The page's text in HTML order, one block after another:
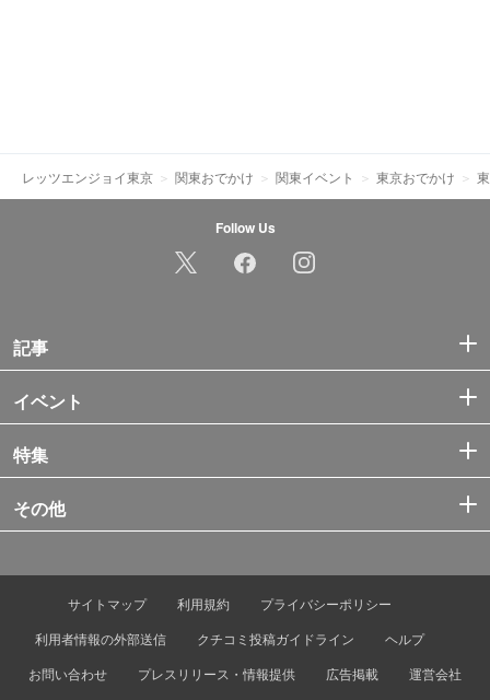
レッツエンジョイ東京 関東おでかけ 関東イベント 東京おでかけ
Follow Us
記事
イベント
特集
その他
サイトマップ 利用規約
プライバシーポリシー
利用者情報の外部送信
クチコミ投稿ガイドライン
ヘルプ
お問い合わせ
プレスリリース・情報提供 広告掲載 運営会社